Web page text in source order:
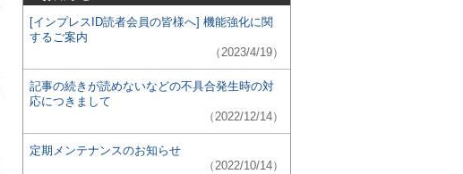
[インプレスID読者会員の皆様へ] 機能強化に関
するご案内
（2023/4/19）
記事の続きが読めないなどの不具合発生時の対
応につきまして
（2022/12/14）
定期メンテナンスのお知らせ
（2022/10/14）